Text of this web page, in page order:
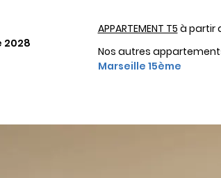
2028
APPARTEMENT T5 à partir
Nos autres
Marseille 15ème